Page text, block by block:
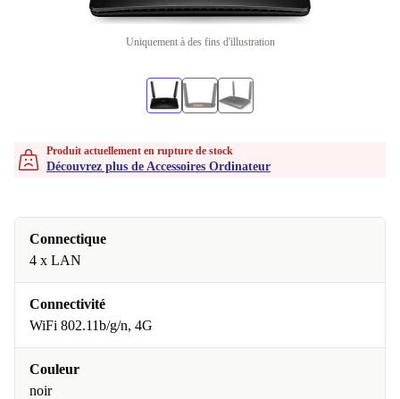
Uniquement à des fins d'illustration
Produit actuellement en rupture de stock
Découvrez plus de Accessoires Ordinateur
Connectique
4 x LAN
Connectivité
WiFi 802.11b/g/n, 4G
Couleur
noir